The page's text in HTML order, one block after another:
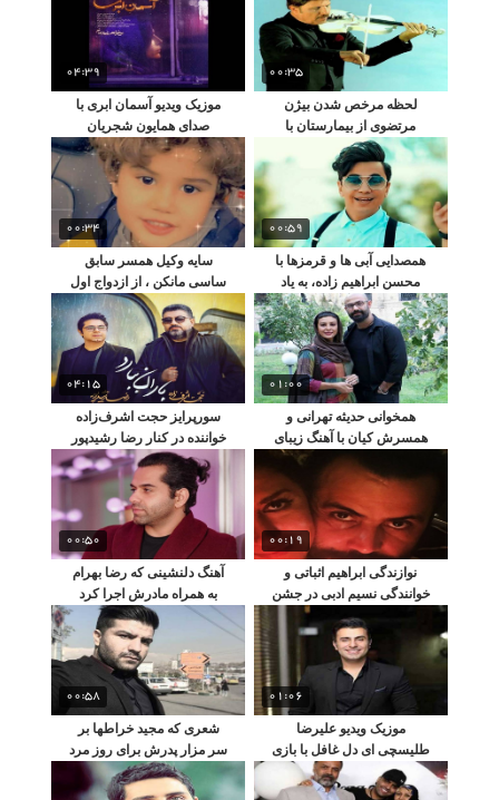
00:35
لحظه مرخص شدن بیژن
مرتضوی از بیمارستان با
استقبال همسرش
04:39
موزیک ویدیو آسمان ابری با
صدای همایون شجریان
00:59
همصدایی آبی ها و قرمزها با
محسن ابراهیم زاده، به یاد
میناوند و انصاریان
00:34
سایه وکیل همسر سابق
ساسی مانکن ، از ازدواج اول
او و پسرش برسام گفت
01:00
همخوانی حدیثه تهرانی و
همسرش کیان با آهنگ زیبای
رضا صادقی
04:15
سورپرایز حجت اشرف‌زاده
خواننده در کنار رضا رشیدپور
مجری
00:19
نوازندگی ابراهیم اثباتی و
خوانندگی نسیم ادبی در جشن
تولد همسرش !
00:50
آهنگ دلنشینی که رضا بهرام
به همراه مادرش اجرا کرد
01:06
موزیک ویدیو علیرضا
طلیسچی ای دل غافل با بازی
مهدی قایدی
00:58
شعری که مجید خراطها بر
سر مزار پدرش برای روز مرد
خواند